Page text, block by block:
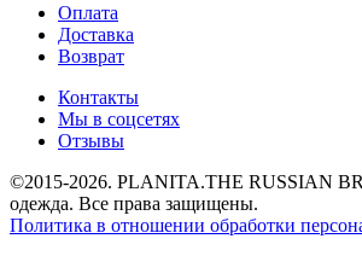
Оплата
Доставка
Возврат
Контакты
Мы в соцсетях
Отзывы
©2015-2026. PLANITA.THE RUSSIAN
одежда. Все права защищены.
Политика в отношении обработки